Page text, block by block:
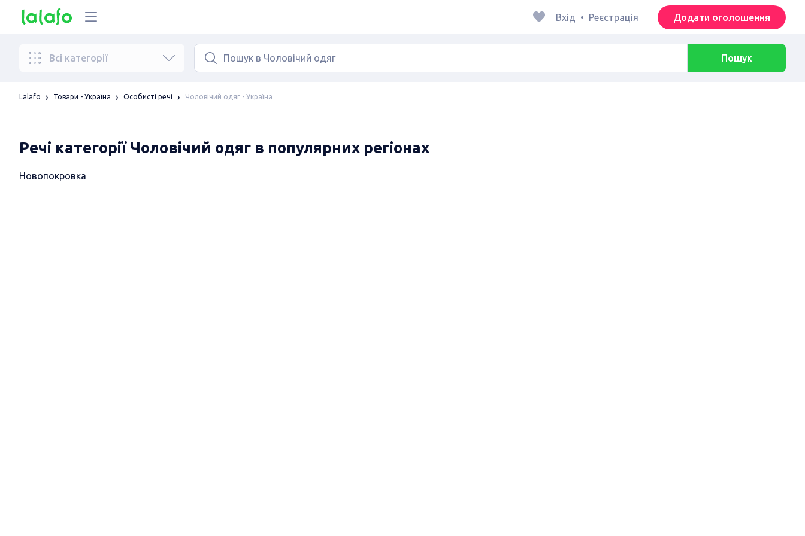
Вхід • Реєстрація Додати оголошення
Всі категорії Пошук
Lalafo Товари - Україна Особисті речі Чоловічий одяг - Україна
Речі категорії Чоловічий одяг в популярних регіонах
Новопокровка